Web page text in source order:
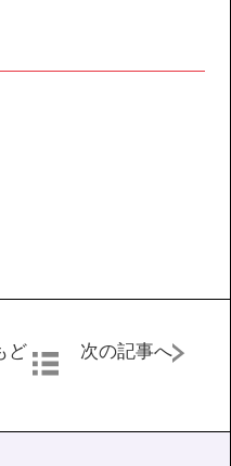
ど
次の記事へ